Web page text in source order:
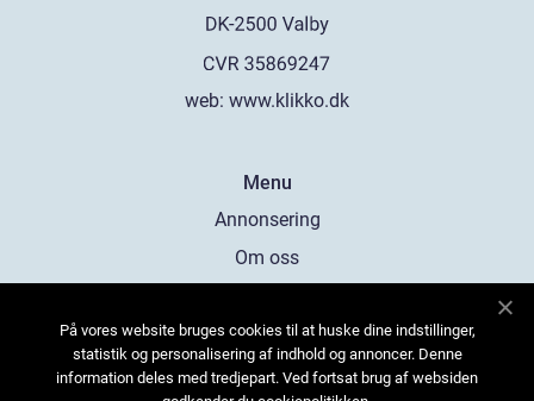
web: www.klikko.dk
Menu
Annonsering
Om oss
Kontakta oss
Sitemap
På vores website bruges cookies til at huske dine indstillinger,
statistik og personalisering af indhold og annoncer. Denne
information deles med tredjepart. Ved fortsat brug af websiden